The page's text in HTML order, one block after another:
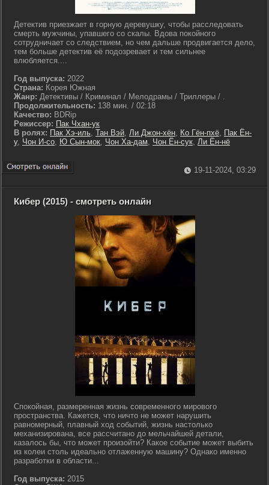
Детектив приезжает в горную деревушку, чтобы расследовать
смерть мужчины, упавшего со скалы. Вдова покойного
сотрудничает со следствием, но чем дальше продвигается дело,
тем больше детектив её подозревает и тем сильнее
влюбляется....
Год выпуска: 2022
Страна: Корея Южная
Жанр: Детективы / Криминал / Мелодрамы / Триллеры / .
Продолжительность: 138 мин. / 02:18
Качество: BDRip
Режиссер: Пак Чхан-ук
В ролях: Пак Хэ-иль, Тан Вэй, Ли Джон-хён, Ко Гён-пхё, Пак Ён-
у, Чон И-со, Ю Сын-мок, Чон Ха-дам, Чон Ён-сук, Ли Ён-нё
19-11-2024, 03:29
Кибер (2015) - смотреть онлайн
Спокойная, размеренная жизнь современного мирового
пространства. Кажется, что ничто не может нарушить
равномерный, плавный ход событий, жизнь настолько
механизирована, все рассчитано до мельчайшей детали,
казалось бы, что может произойти? Какое событие может выбить
из колеи столь идеально отлаженную машину? Однако именно
разработки в области...
Год выпуска: 2015